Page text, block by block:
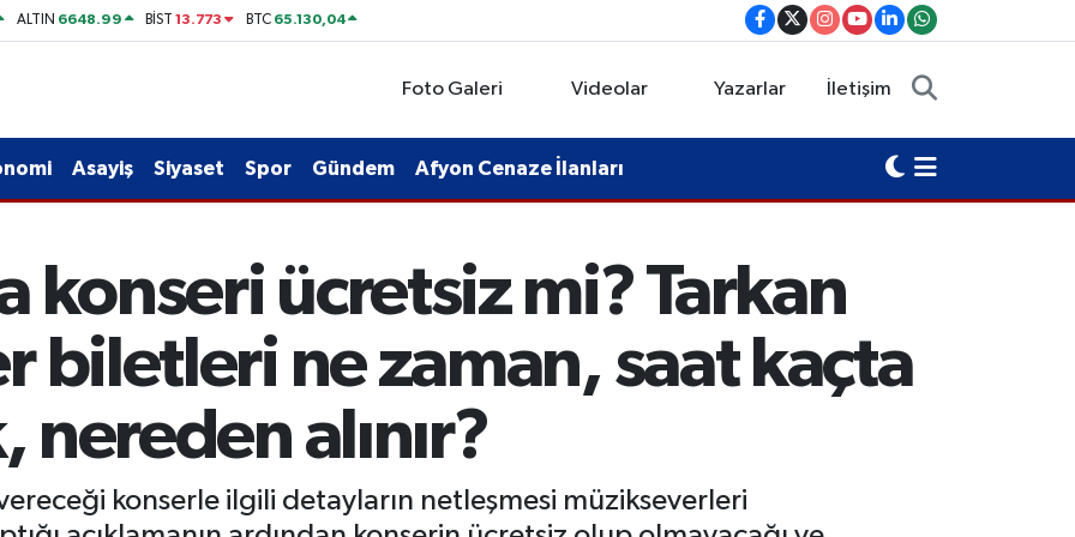
ALTIN 6648.99 BİST13.773 BTC 65.130,04
Foto Galeri Videolar Yazarlar İletişim
Asayiş Siyaset Spor Gündem Afyon Cenaze İlanları
konseri ücretsiz mi? Tarkan
biletleri ne zaman, saat kaçta
nereden alınır?
konserle ilgili detayların netleşmesi müzikseverleri